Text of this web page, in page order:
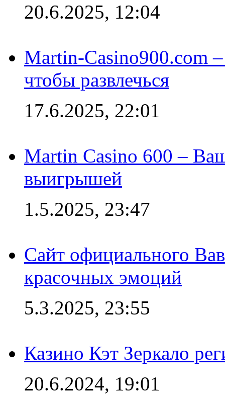
20.6.2025, 12:04
Martin-Casino900.com
чтобы развлечься
17.6.2025, 22:01
Martin Casino 600 –
выигрышей
1.5.2025, 23:47
Сайт официального
красочных эмоций
5.3.2025, 23:55
Казино Кэт Зеркало
20.6.2024, 19:01